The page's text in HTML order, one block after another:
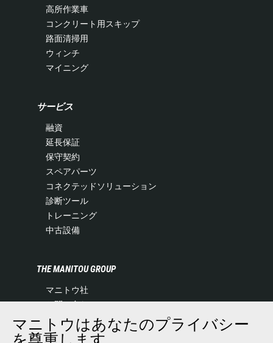
高所作業車
コンクリート用スキップ
路面清掃用
ウィンチ
マイニング
サービス
融資
延長保証
保守契約
スペアパーツ
コネクテッドソリューション
診断ツール
トレーニング
中古設備
THE MANITOU GROUP
マニトウ社
お問い合わせ
法律情報
イベント
マニトウはあなたのプライバシー